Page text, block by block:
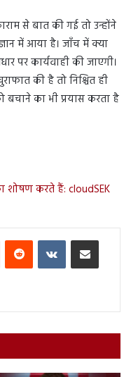
से बात की गई तो उन्होंने
में आया है। जाँच में क्या
पर कार्यवाही की जाएगी।
की है तो निश्चित ही
का भी प्रयास करता है
शोषण करते हैं: cloudSEK
PinterestReddit VKontakteShare via Email